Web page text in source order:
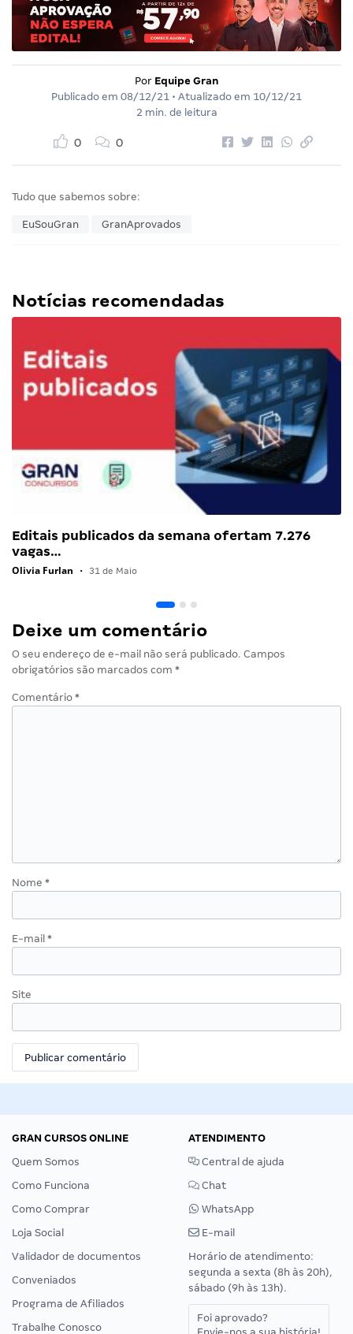
Por Equipe Gran
Publicado em 08/12/21 • Atualizado em 10/12/21
2 min. de leitura
0 0
Tudo que sabemos sobre:
EuSouGran GranAprovados
Notícias recomendadas
Editais publicados da semana ofertam 7.276
vagas…
Olivia Furlan • 31 de Maio
Deixe um comentário
O seu endereço de e-mail não será publicado. Campos
obrigatórios são marcados com *
Comentário *
Nome *
E-mail *
Site
GRAN CURSOS ONLINE
Quem Somos
Como Funciona
Como Comprar
Loja Social
Validador de documentos
Conveniados
Programa de Afiliados
Trabalhe Conosco
ATENDIMENTO
Central de ajuda
Chat
WhatsApp
E-mail
Horário de atendimento:
segunda a sexta (8h às 20h),
sábado (9h às 13h).
Foi aprovado?